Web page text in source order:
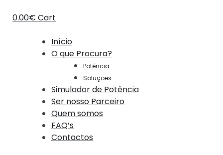
0.00€ Cart
Início
O que Procura?
Potência
Soluções
Simulador de Potência
Ser nosso Parceiro
Quem somos
FAQ’s
Contactos